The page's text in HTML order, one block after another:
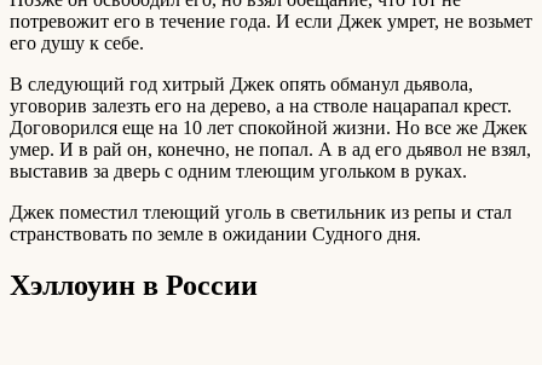
потревожит его в течение года. И если Джек умрет, не возьмет
его душу к себе.
В следующий год хитрый Джек опять обманул дьявола,
уговорив залезть его на дерево, а на стволе нацарапал крест.
Договорился еще на 10 лет спокойной жизни. Но все же Джек
умер. И в рай он, конечно, не попал. А в ад его дьявол не взял,
выставив за дверь с одним тлеющим угольком в руках.
Джек поместил тлеющий уголь в светильник из репы и стал
странствовать по земле в ожидании Судного дня.
Хэллоуин в России